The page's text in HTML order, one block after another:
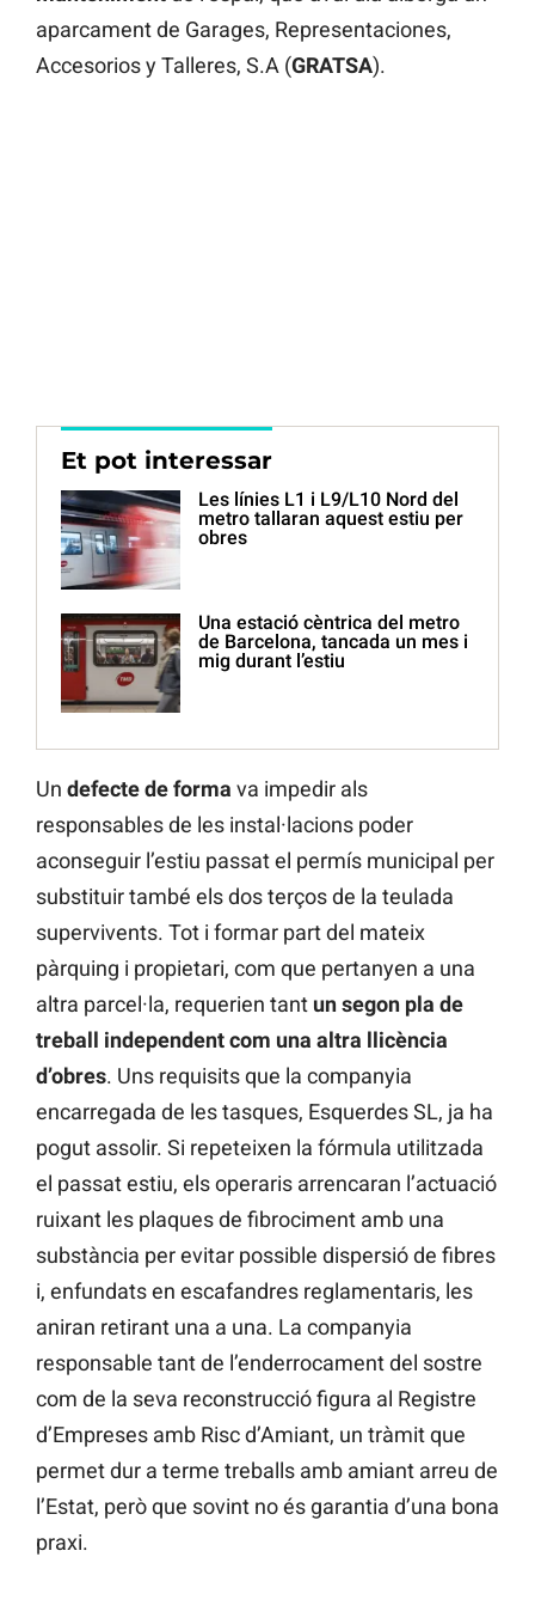
aparcament de Garages, Representaciones,
Accesorios y Talleres, S.A (GRATSA).
Et pot interessar
Les línies L1 i L9/L10 Nord del
metro tallaran aquest estiu per
obres
Una estació cèntrica del metro
de Barcelona, tancada un mes i
mig durant l’estiu
Un defecte de forma va impedir als
responsables de les instal·lacions poder
aconseguir l’estiu passat el permís municipal per
substituir també els dos terços de la teulada
supervivents. Tot i formar part del mateix
pàrquing i propietari, com que pertanyen a una
altra parcel·la, requerien tant unsegon pla de
treball independent com una altra llicència
d’obres. Uns requisits que la companyia
encarregada de les tasques, Esquerdes SL, ja ha
pogut assolir. Si repeteixen la fórmula utilitzada
el passat estiu, els operaris arrencaran l’actuació
ruixant les plaques de fibrociment amb una
substància per evitar possible dispersió de fibres
i, enfundats en escafandres reglamentaris, les
aniran retirant una a una. La companyia
responsable tant de l’enderrocament del sostre
com de la seva reconstrucció figura al Registre
d’Empreses amb Risc d’Amiant, un tràmit que
permet dur a terme treballs amb amiant arreu de
l’Estat, però que sovint no és garantia d’una bona
praxi.